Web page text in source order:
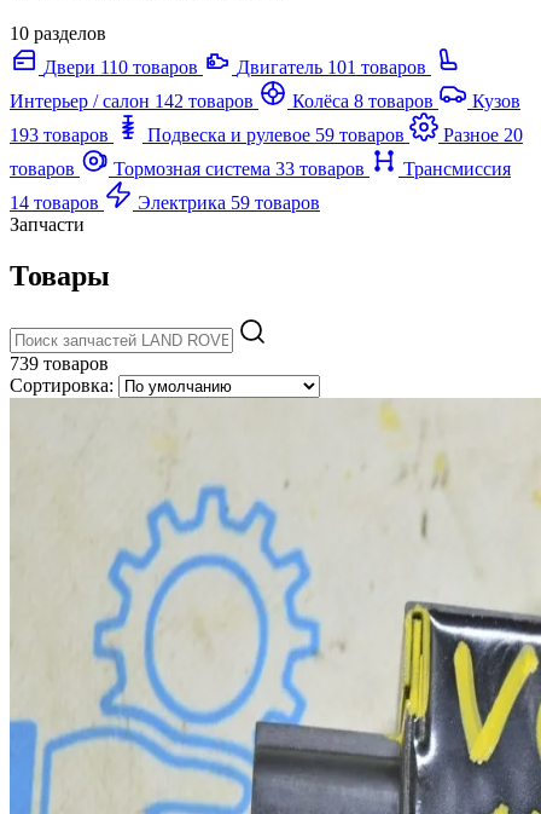
10 разделов
Двери 110 товаров Двигатель 101 товаров
Интерьер / салон 142 товаров Колёса 8 товаров
Кузов
193 товаров
Подвеска и рулевое 59 товаров Разное 20
товаров
Тормозная система 33 товаров
Трансмиссия
14 товаров
Электрика 59 товаров
Запчасти
Товары
739 товаров
Сортировка: